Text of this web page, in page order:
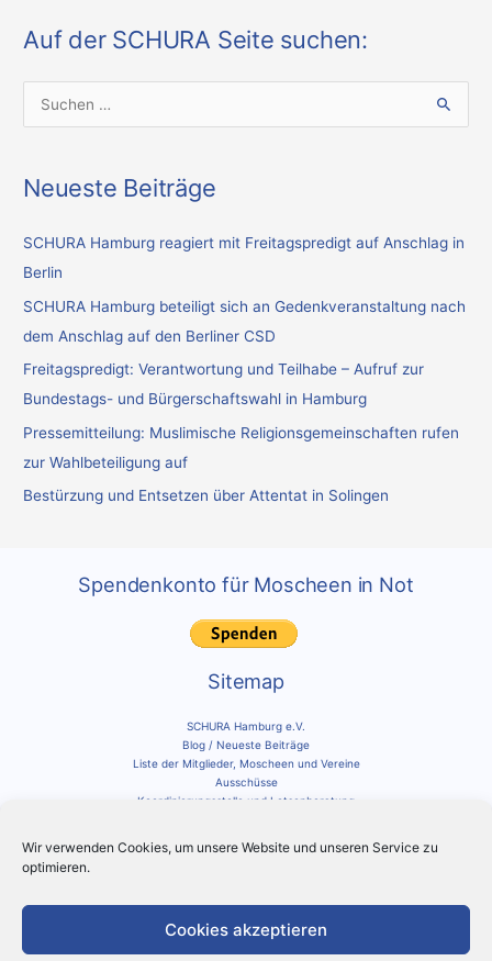
Wir verwenden Cookies, um unsere Website und unseren Service zu
optimieren.
Cookies akzeptieren
Auf der SCHURA Seite suchen:
h
a
c
h
:
Neueste Beiträge
SCHURA Hamburg reagiert mit Freitagspredigt auf Anschlag in
Berlin
SCHURA Hamburg beteiligt sich an Gedenkveranstaltung nach
dem Anschlag auf den Berliner CSD
Freitagspredigt: Verantwortung und Teilhabe – Aufruf zur
Bundestags- und Bürgerschaftswahl in Hamburg
Pressemitteilung: Muslimische Religionsgemeinschaften rufen
zur Wahlbeteiligung auf
Bestürzung und Entsetzen über Attentat in Solingen
Spendenkonto für Moscheen in Not
Sitemap
SCHURA Hamburg e.V.
Blog / Neueste Beiträge
Liste der Mitglieder, Moscheen und Vereine
Ausschüsse
Koordinierungsstelle und Lotsenberatung
Schura auf Instagram